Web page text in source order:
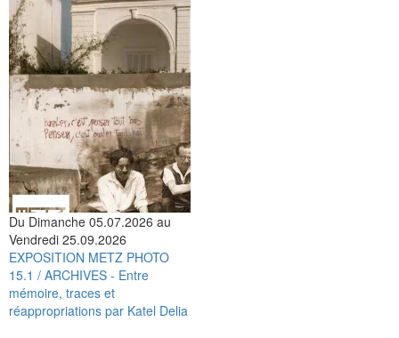
Du Dimanche 05.07.2026 au
Vendredi 25.09.2026
EXPOSITION METZ PHOTO
15.1 / ARCHIVES - Entre
mémoire, traces et
réappropriations par Katel Delia